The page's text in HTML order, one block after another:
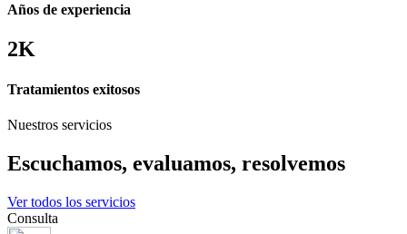
Años de experiencia
2K
Tratamientos exitosos
Nuestros servicios
Escuchamos, evaluamos, resolvemos
Ver todos los servicios
Consulta